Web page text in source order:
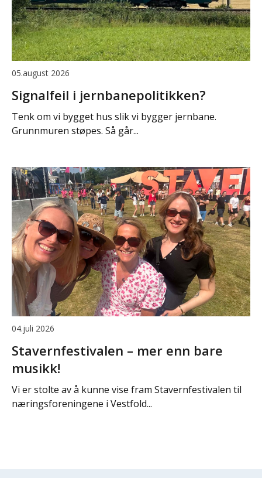
05.august 2026
Signalfeil i jernbanepolitikken?
Tenk om vi bygget hus slik vi bygger jernbane.
Grunnmuren støpes. Så går...
04.juli 2026
Stavernfestivalen – mer enn bare
musikk!
Vi er stolte av å kunne vise fram Stavernfestivalen til
næringsforeningene i Vestfold...